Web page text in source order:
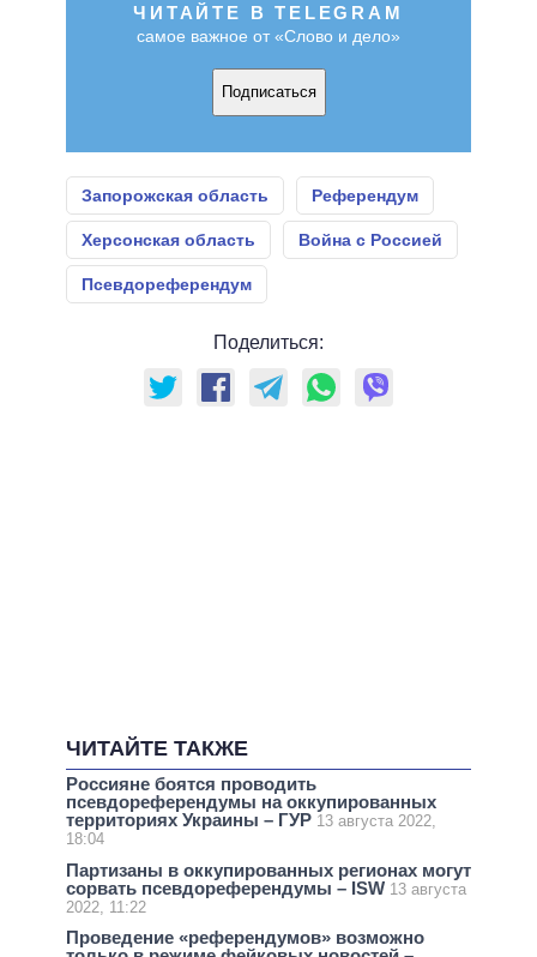
ЧИТАЙТЕ В TELEGRAM
самое важное от «Слово и дело»
Подписаться
Запорожская область Референдум
Херсонская область Война с Россией
Псевдореферендум
Поделиться:
ЧИТАЙТЕ ТАКЖЕ
Россияне боятся проводить
псевдореферендумы на оккупированных
территориях Украины – ГУР 13 августа 2022,
18:04
Партизаны в оккупированных регионах могут
сорвать псевдореферендумы – ISW 13 августа
2022, 11:22
Проведение «референдумов» возможно